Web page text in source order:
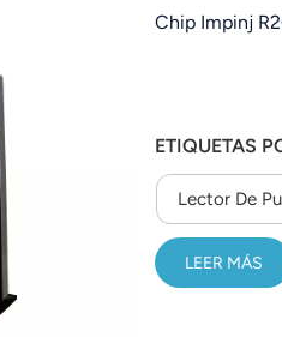
Chip Impinj
ETIQUETAS
Lector De
LEER MÁS